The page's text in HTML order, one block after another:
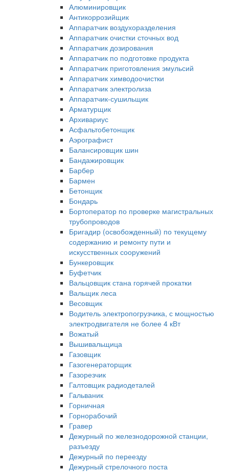
Алюминировщик
Антикоррозийщик
Аппаратчик воздухоразделения
Аппаратчик очистки сточных вод
Аппаратчик дозирования
Аппаратчик по подготовке продукта
Аппаратчик приготовления эмульсий
Аппаратчик химводоочистки
Аппаратчик электролиза
Аппаратчик-сушильщик
Арматурщик
Архивариус
Асфальтобетонщик
Аэрографист
Балансировщик шин
Бандажировщик
Барбер
Бармен
Бетонщик
Бондарь
Бортоператор по проверке магистральных
трубопроводов
Бригадир (освобожденный) по текущему
содержанию и ремонту пути и
искусственных сооружений
Бункеровщик
Буфетчик
Вальцовщик стана горячей прокатки
Вальщик леса
Весовщик
Водитель электропогрузчика, с мощностью
электродвигателя не более 4 кВт
Вожатый
Вышивальщица
Газовщик
Газогенераторщик
Газорезчик
Галтовщик радиодеталей
Гальваник
Горничная
Горнорабочий
Гравер
Дежурный по железнодорожной станции,
разъезду
Дежурный по переезду
Дежурный стрелочного поста